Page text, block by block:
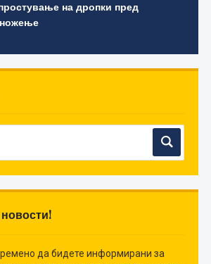
на дропки пред
новости!
да бидете информирани за